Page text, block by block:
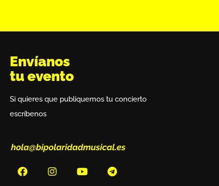
Envíanos
tu evento
Si quieres que publiquemos tu concierto
escríbenos